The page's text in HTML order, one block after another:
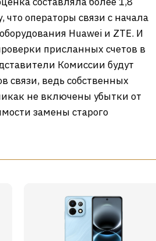
операторы связи с начала
Huawei и ZTE. И
присланных счетов в
Комиссии будут
связи, ведь собственных
не включены убытки от
замены старого